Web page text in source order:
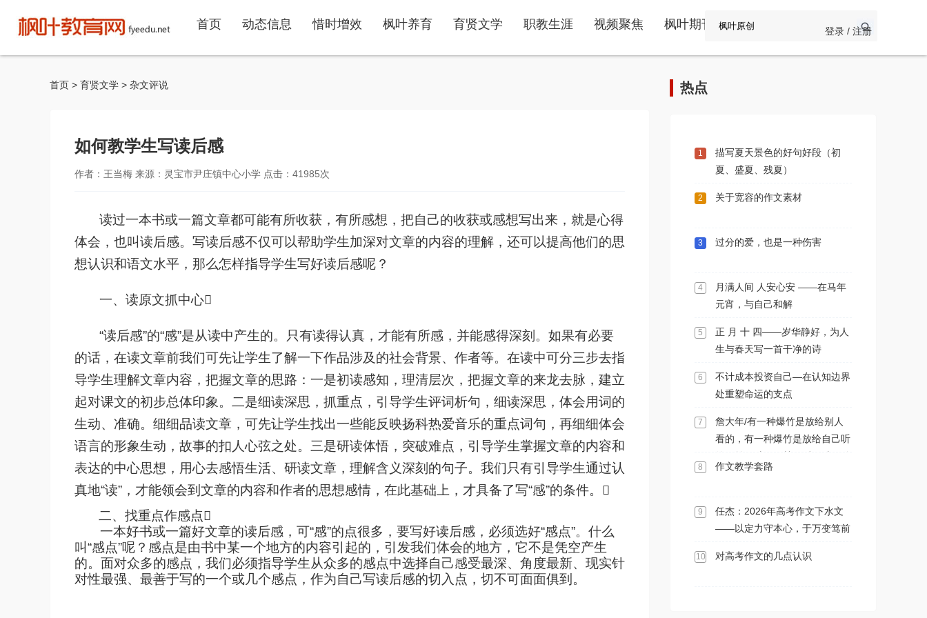
首页 动态信息 惜时增效 枫叶养育 育贤文学 职教生涯 视频聚焦 枫叶期刊 登录 / 注册
首页 > 育贤文学 > 杂文评说
如何教学生写读后感
作者：王当梅 来源：灵宝市尹庄镇中心小学 点击： 41985次
读过一本书或一篇文章都可能有所收获，有所感想，把自己的收获或感想写出来，就是心得
体会，也叫读后感。写读后感不仅可以帮助学生加深对文章的内容的理解，还可以提高他们的思
想认识和语文水平，那么怎样指导学生写好读后感呢？
一、读原文抓中心
“读后感”的“感”是从读中产生的。只有读得认真，才能有所感，并能感得深刻。如果有必要
的话，在读文章前我们可先让学生了解一下作品涉及的社会背景、作者等。在读中可分三步去指
导学生理解文章内容，把握文章的思路：一是初读感知，理清层次，把握文章的来龙去脉，建立
起对课文的初步总体印象。二是细读深思，抓重点，引导学生评词析句，细读深思，体会用词的
生动、准确。细细品读文章，可先让学生找出一些能反映扬科热爱音乐的重点词句，再细细体会
语言的形象生动，故事的扣人心弦之处。三是研读体悟，突破难点，引导学生掌握文章的内容和
表达的中心思想，用心去感悟生活、研读文章，理解含义深刻的句子。我们只有引导学生通过认
真地“读” ，才能领会到文章的内容和作者的思想感情，在此基础上，才具备了写“感”的条件。 
二、找重点作感点
一本好书或一篇好文章的读后感，可“感”的点很多，要写好读后感，必须选好“感点”。什么
叫“感点”呢？感点是由书中某一个地方的内容引起的，引发我们体会的地方，它不是凭空产生
的。面对众多的感点，我们必须指导学生从众多的感点中选择自己感受最深、角度最新、现实针
对性最强、最善于写的一个或几个感点，作为自己写读后感的切入点，切不可面面俱到。
热点
1
描写夏天景色的好句好段（初
夏、盛夏、残夏）
2 关于宽容的作文素材
3 过分的爱，也是一种伤害
4
月满人间 人安心安 ——在马年
元宵，与自己和解
5
正 月 十 四——岁华静好，为人
生与春天写一首干净的诗
6
不计成本投资自己—在认知边界
处重塑命运的支点
7
詹大年/有一种爆竹是放给别人
看的，有一种爆竹是放给自己听
禁。
8 作文教学套路
9
任杰：2026年高考作文下水文
——以定力守本心，于万变笃前
10 对高考作文的几点认识